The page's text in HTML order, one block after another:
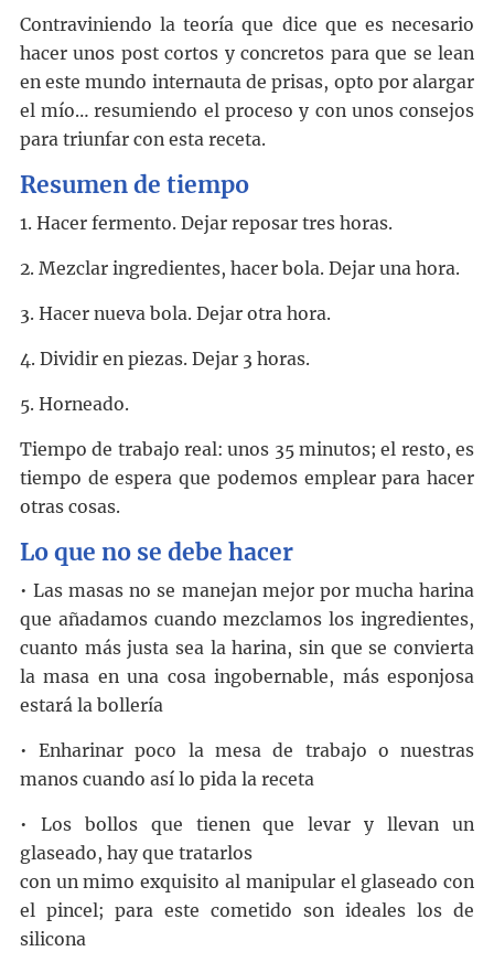
Contraviniendo la teoría que dice que es necesario
hacer unos post cortos y concretos para que se lean
en este mundo internauta de prisas, opto por alargar
el mío… resumiendo el proceso y con unos consejos
para triunfar con esta receta.
Resumen de tiempo
1. Hacer fermento. Dejar reposar tres horas.
2. Mezclar ingredientes, hacer bola. Dejar una hora.
3. Hacer nueva bola. Dejar otra hora.
4. Dividir en piezas. Dejar 3 horas.
5. Horneado.
Tiempo de trabajo real: unos 35 minutos; el resto, es
tiempo de espera que podemos emplear para hacer
otras cosas.
Lo que no se debe hacer
• Las masas no se manejan mejor por mucha harina
que añadamos cuando mezclamos los ingredientes,
cuanto más justa sea la harina, sin que se convierta
la masa en una cosa ingobernable, más esponjosa
estará la bollería
• Enharinar poco la mesa de trabajo o nuestras
manos cuando así lo pida la receta
• Los bollos que tienen que levar y llevan un
glaseado, hay que tratarlos
con un mimo exquisito al manipular el glaseado con
el pincel; para este cometido son ideales los de
silicona